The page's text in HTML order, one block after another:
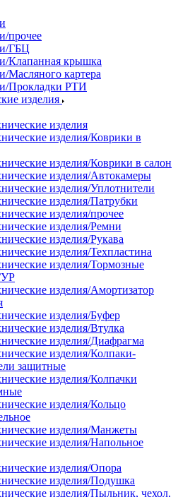
прочее
ГБЦ
Клапанная крышка
Масляного картера
Прокладки РТИ
изделия
изделия
изделия/Коврики в
изделия/Коврики в салон
изделия/Автокамеры
изделия/Уплотнители
изделия/Патрубки
изделия/прочее
изделия/Ремни
изделия/Рукава
изделия/Техпластина
изделия/Тормозные
изделия/Амортизатор
изделия/Буфер
изделия/Втулка
изделия/Диафрагма
изделия/Колпаки-
защитные
изделия/Колпачки
изделия/Кольцо
изделия/Манжеты
изделия/Напольное
изделия/Опора
изделия/Подушка
изделия/Пыльник, чехол,